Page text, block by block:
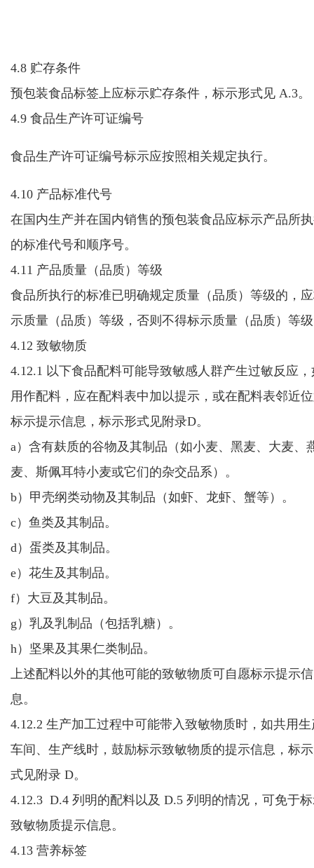
4.8 贮存条件
预包装食品标签上应标示贮存条件，标示形式见 A.3。
4.9 食品生产许可证编号
食品生产许可证编号标示应按照相关规定执行。
4.10 产品标准代号
在国内生产并在国内销售的预包装食品应标示产品所
的标准代号和顺序号。
4.11 产品质量（品质）等级
食品所执行的标准已明确规定质量（品质）等级的，
示质量（品质）等级， 否则不得标示质量（品质）等
4.12 致敏物质
4.12.1 以下食品配料可能导致敏感人群产生过敏反应，
用作配料， 应在配料表中加以提示，或在配料表邻近
标示提示信息， 标示形式见附录D。
a）含有麸质的谷物及其制品（如小麦、黑麦、大麦、
麦、斯佩耳特小麦或它们的杂交品系）。
b）甲壳纲类动物及其制品（如虾、龙虾、蟹等）。
c）鱼类及其制品。
d）蛋类及其制品。
e）花生及其制品。
f）大豆及其制品。
g）乳及乳制品（包括乳糖）。
h）坚果及其果仁类制品。
上述配料以外的其他可能的致敏物质可自愿标示提示信
息。
4.12.2 生产加工过程中可能带入致敏物质时， 如共用生
车间、生产线时，鼓励标示致敏物质的提示信息，标
式见附录 D。
4.12.3 D.4 列明的配料以及 D.5 列明的情况，可免于
致敏物质提示信息。
4.13 营养标签